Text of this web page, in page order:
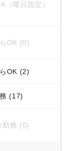
（曜日固定）
OK (0)
OK (2)
(17)
勤務 (0)